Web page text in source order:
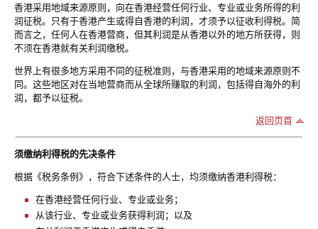
香港采用地域来源原则，向在香港经营任何行业、专业或业务所得的利
润征税。只有于香港产生或得自香港的利润，才须予以征收利得税。简
而言之，任何人在香港营商，但其利润是从香港以外的地方所获得，则
不须在香港就有关利润缴税。
世界上有很多地方采用不同的征税准则，与香港采用的地域来源原则不
同。这些地区对在当地营商而从全球所赚取的利润，包括得自海外的利
润，都予以征税。
返回页首
须缴纳利得税的先决条件
根据《税务条例》，符合下述条件的人士，均须缴纳香港利得税：
在香港经营任何行业、专业或业务；
从该行业、专业或业务获得利润；以及